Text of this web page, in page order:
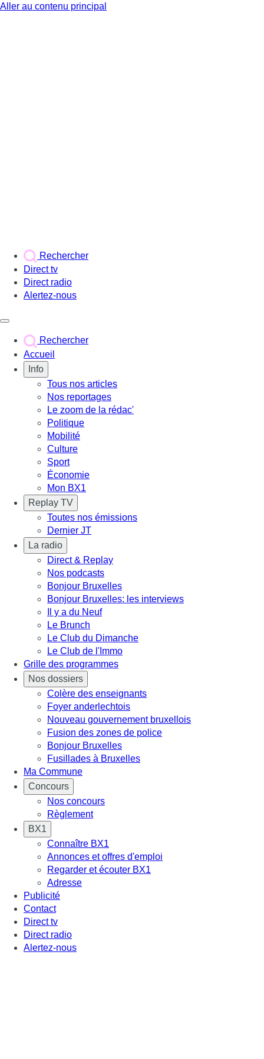
Aller au contenu principal
Rechercher
Direct tv
Direct radio
Alertez-nous
Rechercher
Accueil
Info
Tous nos articles
Nos reportages
Le zoom de la rédac'
Politique
Mobilité
Culture
Sport
Économie
Mon BX1
Replay TV
Toutes nos émissions
Dernier JT
La radio
Direct & Replay
Nos podcasts
Bonjour Bruxelles
Bonjour Bruxelles: les interviews
Il y a du Neuf
Le Brunch
Le Club du Dimanche
Le Club de l'Immo
Grille des programmes
Nos dossiers
Colère des enseignants
Foyer anderlechtois
Nouveau gouvernement bruxellois
Fusion des zones de police
Bonjour Bruxelles
Fusillades à Bruxelles
Ma Commune
Concours
Nos concours
Règlement
BX1
Connaître BX1
Annonces et offres d'emploi
Regarder et écouter BX1
Adresse
Publicité
Contact
Direct tv
Direct radio
Alertez-nous